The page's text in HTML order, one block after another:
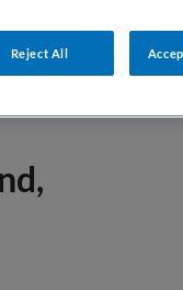
Reject All